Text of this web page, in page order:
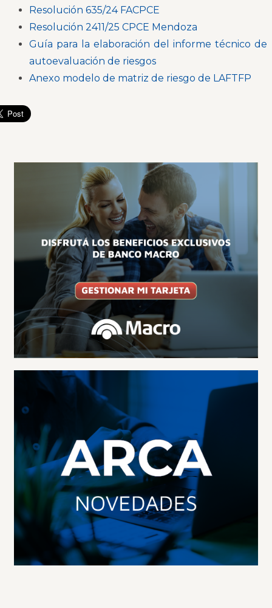
Resolución 635/24 FACPCE
Resolución 2411/25 CPCE Mendoza
Guía para la elaboración del informe técnico de
autoevaluación de riesgos
Anexo modelo de matriz de riesgo de LAFTFP